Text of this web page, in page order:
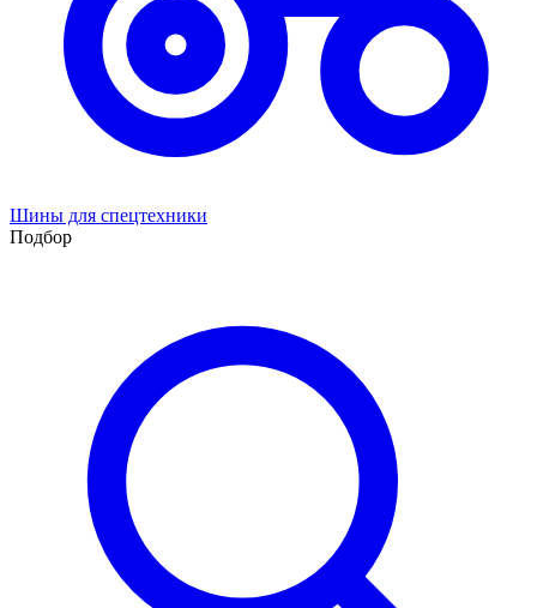
Шины для спецтехники
Подбор